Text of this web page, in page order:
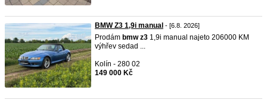
BMW Z3 1,9i manual - [6.8. 2026]
Prodám bmw z3 1,9i manual najeto 206000 KM
výhřev sedad ...
Kolín - 280 02
149 000 Kč